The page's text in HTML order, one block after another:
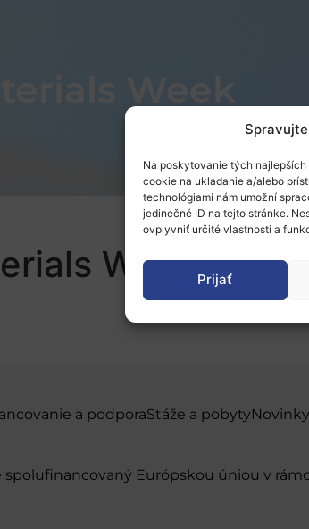
Na poskytovanie tých
cookie na ukladanie a/alebo
technológiami nám umožní
jedinečné ID na tejto stránke.
ovplyvniť určité vlastnosti a
Prijať
Week
a podporaStáže a pobytyNovinky
spolufinancovaný Európskou úniou v